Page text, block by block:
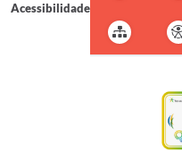
Acessibilidade